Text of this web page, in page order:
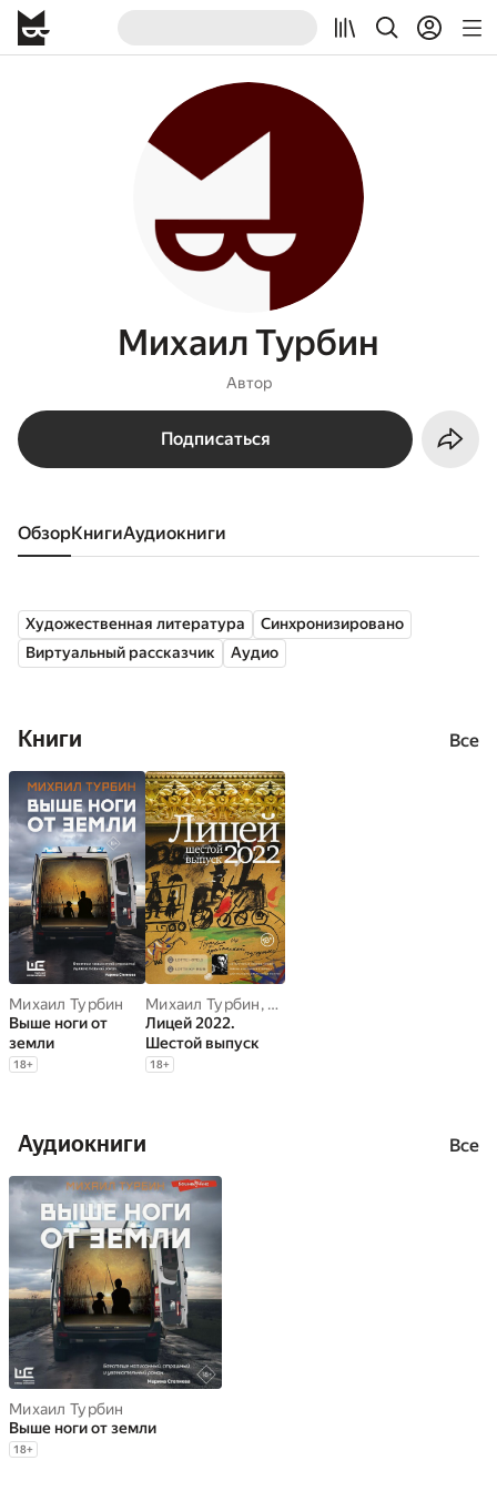
Михаил Турбин
Автор
Подписаться
Обзор книги аудиокниги
Художественная литература
Синхронизировано
Виртуальный рассказчик
Аудио
Книги Все
Михаил Турбин
Выше ноги от
земли
18+
Михаил Турбин, Алексей Колесников
Лицей 2022.
Шестой выпуск
18+
Аудиокниги Все
Михаил Турбин
Выше ноги от земли
18+